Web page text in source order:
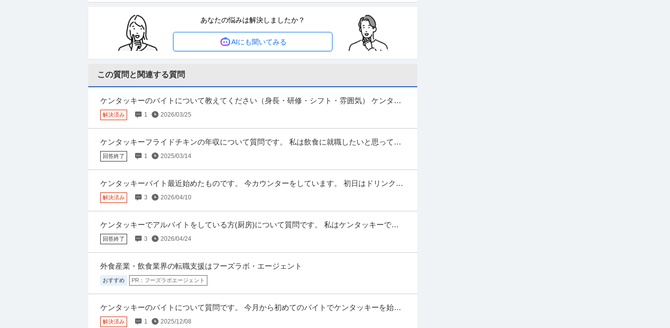
日給3万円
《警備Staff》短期OK！シフト自由★働きやすさ保証します！ 週0～6日まで、ライフスタイルに合わせて勤務可
能！｢今月金欠でピンチ｣という方も働いた分は即現金Get 募集要項 【雇用形態
提供：株式会社シンコー警備保障 川口
仕分け
株式会社フルキャスト東京支社/EA0401G-AY
パート・アルバイト 未経験OK 交通費支給 昇給あり
時給1,600円〜1,800円
＼人気のお仕事いろいろ／ ・商品の検品／ピッキング ・シール貼り／仕分け ・アパレル商品の倉庫作業 ・おまけ
付けなどのカンタン作業 ・イベントスタッフ ・コールセンター業務 ⇒単純作業が中心な…続きを見る
提供：イーアイデム
ホールスタッフ／人気ラーメン店 ホール！週1・3h～OK！／らあめん花月嵐 デックス東京ビー
新着 パート・アルバイト 未経験OK 交通費支給 学歴不問
月給24万円
―――――――――――――― この仕事のおすすめポイント！ ―――――――――――――― ・らあめん花月嵐
提供：エンゲージ
警備員 大人気／夏のイベント案件も盛り沢山／自由シフト制！週払いもOK／毎週水曜日がお給
料日最短翌日面接OK！応募後に届くURLから面接日時を選んでね交通費全額支給なので遠方の方
も問題なし！未経験歓迎 ／ 警備スタッフ
シンテイ警備株式会社 松戸支社 北千住・竹ノ塚・梅島(イベント-2)エリア/A3203200113
日給1万円〜1.1万円
用枠UP中！お待ちしてます！ 日給UPをした今がチャンス！ ▼………＊…………… ≫…続きを見る
あなたの悩みは解決しましたか？
AIにも聞いてみる
この質問と関連する質問
ケンタッキーのバイトについて教えてください（身長・研修・シフト・雰囲気） ケンタッ
キーでアルバイトを考えている短大生です。 身長が144cmと低めなので...
解決済み 1 2026/03/25
ケンタッキーフライドチキンの年収について質問です。 私は飲食に就職したいと思ってる
学生です。 同級生が千葉市の駅から遠い国道沿いのケンタッキーフライドチキ...
回答終了 1 2025/03/14
ケンタッキーバイト最近始めたものです。 今カウンターをしています。 初日はドリンクの
入れた方とチキンの部位の種類だけ覚えました。しかし他がわからず、ただド...
解決済み 3 2026/04/10
ケンタッキーでアルバイトをしている方(厨房)について質問です。 私はケンタッキーでア
ルバイトを初めて5ヶ月経ちます。最初の2ヶ月はカウンターを教わり、厨房...
回答終了 3 2026/04/24
外食産業・飲食業界の転職支援はフーズラボ・エージェント
おすすめ PR：フーズラボエージェント
ケンタッキーのバイトについて質問です。 今月から初めてのバイトでケンタッキーを始め
ました。僕はホールを希望しましたが、まだ初めてと言うことでキッチンを割り...
解決済み 1 2025/12/08